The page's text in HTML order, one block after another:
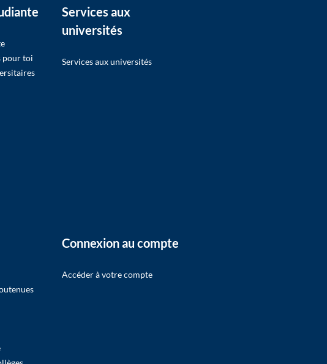
pour toi
Services aux
universités
Services aux universités
Connexion au compte
Accéder à votre compte